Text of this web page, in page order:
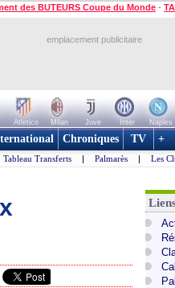
des BUTEURS Coupe du Monde -
emplacement publicitaire
Atletico Milan Juve Inter Naples
Chroniques TV +
Tableau Transferts | Palmarès | Les